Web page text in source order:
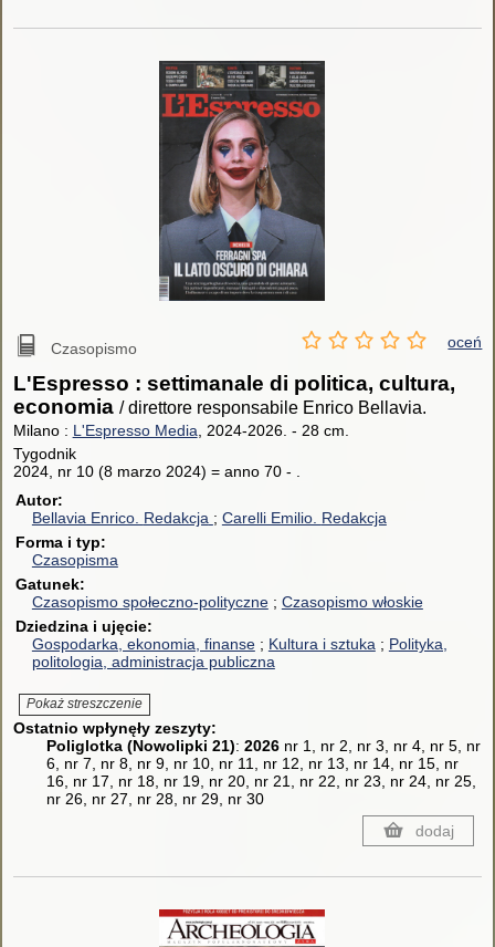
Czasopismo oceń
L'Espresso : settimanale di politica, cultura,
economia / direttore responsabile Enrico Bellavia.
Milano : L'Espresso Media , 2024-2026. - 28 cm.
Tygodnik
2024, nr 10 (8 marzo 2024) = anno 70 - .
Autor
Bellavia Enrico. Redakcja Carelli Emilio. Redakcja
Forma i typ
Czasopisma
Gatunek
Czasopismo społeczno-polityczne
Czasopismo włoskie
Dziedzina i ujęcie
Gospodarka, ekonomia, finanse
Kultura i sztuka
Polityka,
politologia, administracja publiczna
Pokaż streszczenie
Ostatnio wpłynęły zeszyty:
Poliglotka (Nowolipki 21): 2026nr 1, nr 2, nr 3, nr 4, nr 5, nr
6, nr 7, nr 8, nr 9, nr 10, nr 11, nr 12, nr 13, nr 14, nr 15, nr
16, nr 17, nr 18, nr 19, nr 20, nr 21, nr 22, nr 23, nr 24, nr 25,
nr 26, nr 27, nr 28, nr 29, nr 30
dodaj